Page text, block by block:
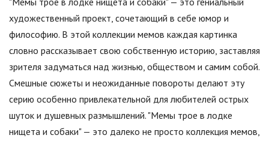
художественный проект, сочетающий в себе юмор и
философию. В этой коллекции мемов каждая картинка
словно рассказывает свою собственную историю, заставляя
зрителя задуматься над жизнью, обществом и самим собой.
Смешные сюжеты и неожиданные повороты делают эту
серию особенно привлекательной для любителей острых
шуток и душевных размышлений. "Мемы трое в лодке
нищета и собаки" — это далеко не просто коллекция мемов,